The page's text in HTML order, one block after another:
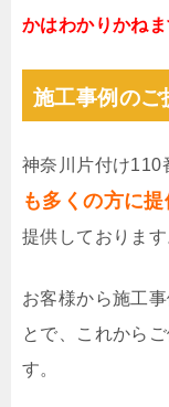
かはわかりかね
施工事例のご
神奈川片付け110
も多くの方に提
提供しております
お客様から施工
とで、これから
す。